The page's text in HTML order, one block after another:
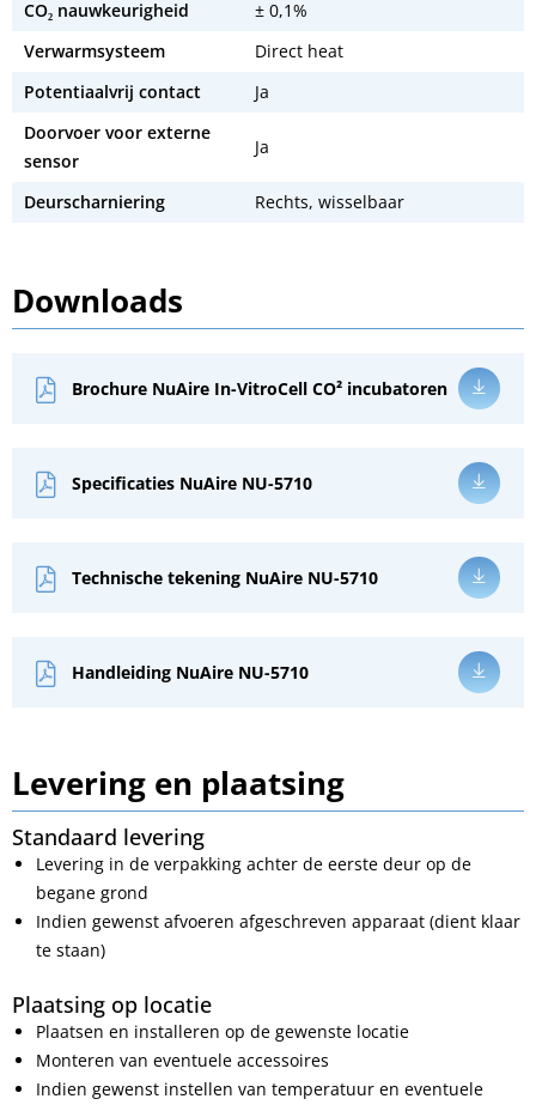
CO₂ nauwkeurigheid
± 0,1%
Verwarmsysteem
Direct heat
Potentiaalvrij contact
Ja
Doorvoer voor externe
sensor
Ja
Deurscharniering Rechts, wisselbaar
Downloads
Brochure NuAire In-VitroCell CO² incubatoren
Specificaties NuAire NU-5710
Technische tekening NuAire NU-5710
Handleiding NuAire NU-5710
Levering en plaatsing
Standaard levering
Levering in de verpakking achter de eerste deur op de
begane grond
Indien gewenst afvoeren afgeschreven apparaat (dient klaar
te staan)
Plaatsing op locatie
Plaatsen en installeren op de gewenste locatie
Monteren van eventuele accessoires
Indien gewenst instellen van temperatuur en eventuele